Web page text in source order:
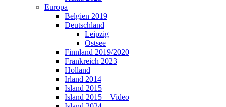
Europa
Belgien 2019
Deutschland
Leipzig
Ostsee
Finnland 2019/2020
Frankreich 2023
Holland
Irland 2014
Island 2015
Island 2015 – Video